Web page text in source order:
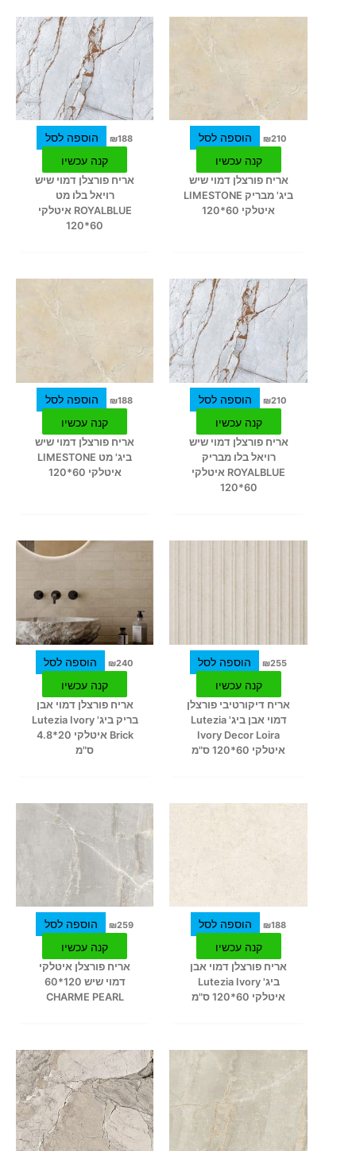
₪210
הוספה לסל
קנה עכשיו
אריח פורצלן דמוי שיש
ביג' מבריק LIMESTONE
איטלקי 60*120
₪188
הוספה לסל
קנה עכשיו
אריח פורצלן דמוי שיש
רויאל בלו מט
ROYALBLUE איטלקי
60*120
₪210
הוספה לסל
קנה עכשיו
אריח פורצלן דמוי שיש
רויאל בלו מבריק
ROYALBLUE איטלקי
60*120
₪188
הוספה לסל
קנה עכשיו
אריח פורצלן דמוי שיש
ביג' מט LIMESTONE
איטלקי 60*120
₪255
הוספה לסל
קנה עכשיו
אריח דיקורטיבי פורצלן
דמוי אבן ביג' Lutezia
Ivory Decor Loira
איטלקי 60*120 ס"מ
₪240
הוספה לסל
קנה עכשיו
אריח פורצלן דמוי אבן
בריק ביג' Lutezia Ivory
Brick איטלקי 20*4.8
ס"מ
₪188
הוספה לסל
קנה עכשיו
אריח פורצלן דמוי אבן
ביג' Lutezia Ivory
איטלקי 60*120 ס"מ
₪259
הוספה לסל
קנה עכשיו
אריח פורצלן איטלקי
דמוי שיש 120*60
CHARME PEARL